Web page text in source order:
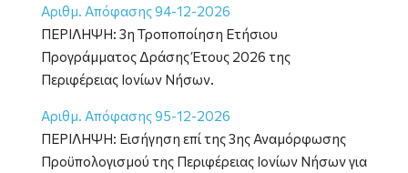
Αριθμ. Απόφασης 94-12-2026
ΠΕΡΙΛΗΨΗ: 3η Τροποποίηση Ετήσιου
Προγράμματος Δράσης Έτους 2026 της
Περιφέρειας Ιονίων Νήσων.
Αριθμ. Απόφασης 95-12-2026
ΠΕΡΙΛΗΨΗ: Εισήγηση επί της 3ης Αναμόρφωσης
Προϋπολογισμού της Περιφέρειας Ιονίων Νήσων για